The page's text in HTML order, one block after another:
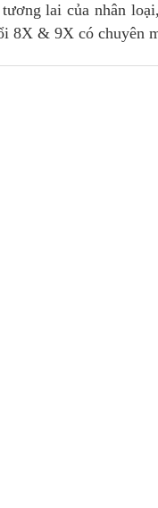
lai của nhân
8X & 9X có chuyên